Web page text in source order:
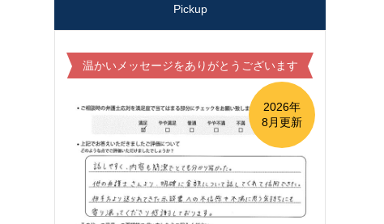
Pickup
温かいメッセージをありがとうございます
2026年
8月更新